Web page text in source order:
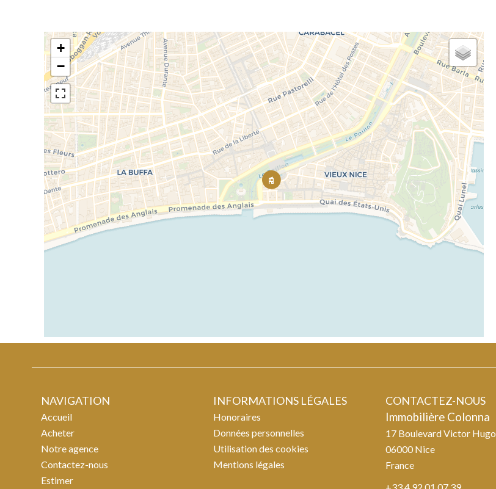
+
−
NAVIGATION
Accueil
Acheter
Notre agence
Contactez-nous
Estimer
INFORMATIONS LÉGALES
Honoraires
Données personnelles
Utilisation des cookies
Mentions légales
CONTACTEZ-NOUS
Immobilière Colonna
17 Boulevard Victor Hugo
06000Nice
France